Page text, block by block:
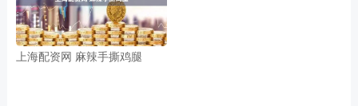
上海配资网 麻辣手撕鸡腿